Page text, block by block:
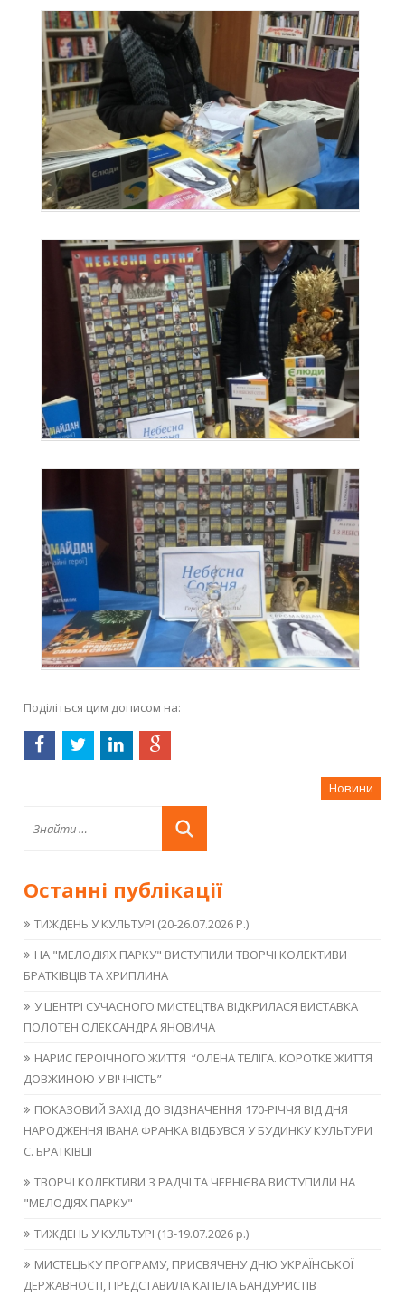
Поділіться цим дописом на:
Новини
Останні публікації
ТИЖДЕНЬ У КУЛЬТУРІ (20-26.07.2026 Р.)
НА "МЕЛОДІЯХ ПАРКУ" ВИСТУПИЛИ ТВОРЧІ КОЛЕКТИВИ
БРАТКІВЦІВ ТА ХРИПЛИНА
У ЦЕНТРІ СУЧАСНОГО МИСТЕЦТВА ВІДКРИЛАСЯ ВИСТАВКА
ПОЛОТЕН ОЛЕКСАНДРА ЯНОВИЧА
НАРИС ГЕРОЇЧНОГО ЖИТТЯ “ОЛЕНА ТЕЛІГА. КОРОТКЕ ЖИТТЯ
ДОВЖИНОЮ У ВІЧНІСТЬ”
ПОКАЗОВИЙ ЗАХІД ДО ВІДЗНАЧЕННЯ 170-РІЧЧЯ ВІД ДНЯ
НАРОДЖЕННЯ ІВАНА ФРАНКА ВІДБУВСЯ У БУДИНКУ КУЛЬТУРИ
С. БРАТКІВЦІ
ТВОРЧІ КОЛЕКТИВИ З РАДЧІ ТА ЧЕРНІЄВА ВИСТУПИЛИ НА
"МЕЛОДІЯХ ПАРКУ"
ТИЖДЕНЬ У КУЛЬТУРІ (13-19.07.2026 р.)
МИСТЕЦЬКУ ПРОГРАМУ, ПРИСВЯЧЕНУ ДНЮ УКРАЇНСЬКОЇ
ДЕРЖАВНОСТІ, ПРЕДСТАВИЛА КАПЕЛА БАНДУРИСТІВ